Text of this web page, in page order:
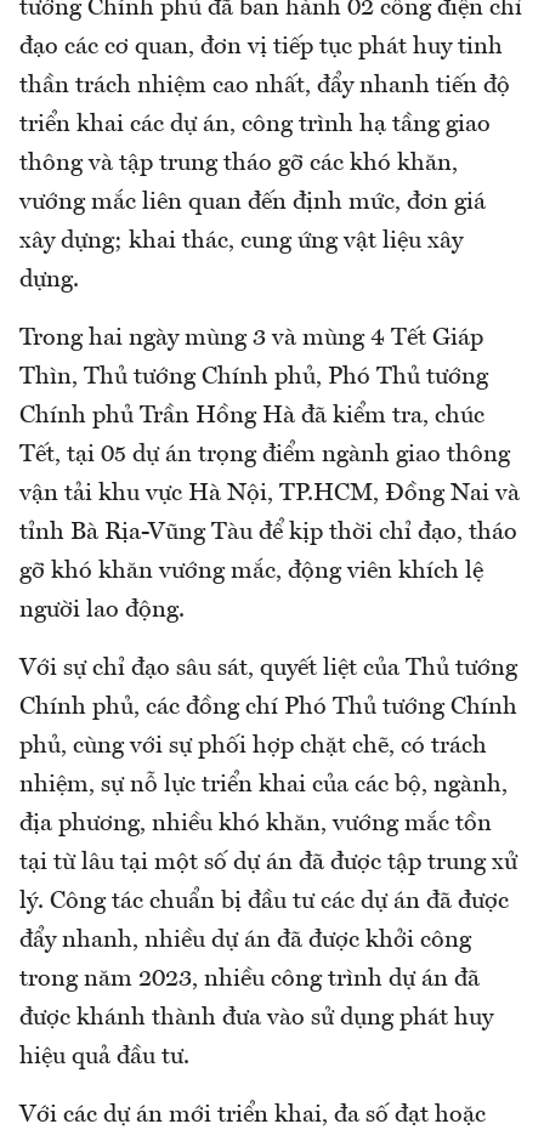
tướng Chính phủ đã ban hành 02 công điện chỉ
đạo các cơ quan, đơn vị tiếp tục phát huy tinh
thần trách nhiệm cao nhất, đẩy nhanh tiến độ
triển khai các dự án, công trình hạ tầng giao
thông và tập trung tháo gỡ các khó khăn,
vướng mắc liên quan đến định mức, đơn giá
xây dựng; khai thác, cung ứng vật liệu xây
dựng.
Trong hai ngày mùng 3 và mùng 4 Tết Giáp
Thìn, Thủ tướng Chính phủ, Phó Thủ tướng
Chính phủ Trần Hồng Hà đã kiểm tra, chúc
Tết, tại 05 dự án trọng điểm ngành giao thông
vận tải khu vực Hà Nội, TP.HCM, Đồng Nai và
tỉnh Bà Rịa-Vũng Tàu để kịp thời chỉ đạo, tháo
gỡ khó khăn vướng mắc, động viên khích lệ
người lao động.
Với sự chỉ đạo sâu sát, quyết liệt của Thủ tướng
Chính phủ, các đồng chí Phó Thủ tướng Chính
phủ, cùng với sự phối hợp chặt chẽ, có trách
nhiệm, sự nỗ lực triển khai của các bộ, ngành,
địa phương, nhiều khó khăn, vướng mắc tồn
tại từ lâu tại một số dự án đã được tập trung xử
lý. Công tác chuẩn bị đầu tư các dự án đã được
đẩy nhanh, nhiều dự án đã được khởi công
trong năm 2023, nhiều công trình dự án đã
được khánh thành đưa vào sử dụng phát huy
hiệu quả đầu tư.
Với các dự án mới triển khai, đa số đạt hoặc